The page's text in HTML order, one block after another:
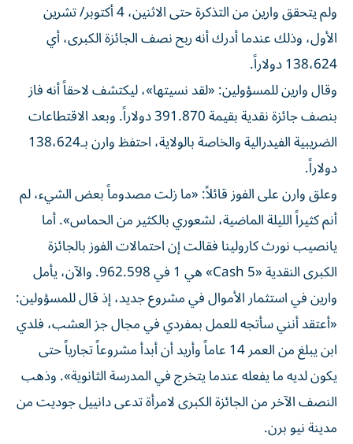
ولم يتحقق وارين من التذكرة حتى الاثنين، 4 أكتوبر/ تشرين
الأول، وذلك عندما أدرك أنه ربح نصف الجائزة الكبرى، أي
138،624 دولاراً.
وقال وارين للمسؤولين: «لقد نسيتها»، ليكتشف لاحقاً أنه فاز
بنصف جائزة نقدية بقيمة 391.870 دولاراً. وبعد الاقتطاعات
الضريبية الفيدرالية والخاصة بالولاية، احتفظ وارن بـ138،624
دولاراً.
وعلق وارن على الفوز قائلاً: «ما زلت مصدوماً بعض الشيء، لم
أنم كثيراً الليلة الماضية، لشعوري بالكثير من الحماس». أما
يانصيب نورث كارولينا فقالت إن احتمالات الفوز بالجائزة
الكبرى النقدية «Cash 5» هي 1 في 962.598. والآن، يأمل
وارين في استثمار الأموال في مشروع جديد، إذ قال للمسؤولين:
«أعتقد أنني سأتجه للعمل بمفردي في مجال جز العشب، فلدي
ابن يبلغ من العمر 14 عاماً وأريد أن أبدأ مشروعاً تجارياً حتى
يكون لديه ما يفعله عندما يتخرج في المدرسة الثانوية». وذهب
النصف الآخر من الجائزة الكبرى لامرأة تدعى دانييل جوديت من
مدينة نيو برن.